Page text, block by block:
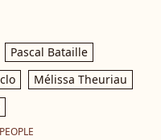
Pascal Bataille
Mélissa Theuriau